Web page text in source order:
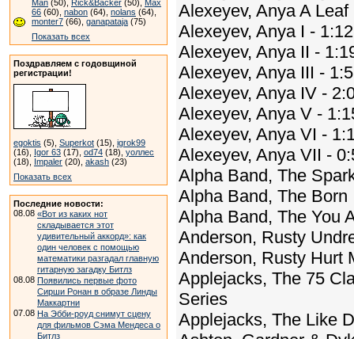
Man (50), Rick&Backer (50), Max
66 (60), nabon (64), nolans (64),
monter7 (66), ganapataja (75)
Показать всех
Поздравляем с годовщиной
регистрации!
egoktis (5), Superkot (15), igrok99
(16), Igor 63 (17), od74 (18), уоллес
(18), Impaler (20), akash (23)
Показать всех
Последние новости:
08.08 «Вот из каких нот
складывается этот
удивительный аккорд»: как
один человек с помощью
математики разгадал главную
гитарную загадку Битлз
08.08 Появились первые фото
Сирши Ронан в образе Линды
Маккартни
07.08 На Эбби-роуд снимут сцену
для фильмов Сэма Мендеса о
Битлз
Alexeyev, Anya A
Alexeyev, Anya I -
Alexeyev, Anya II -
Alexeyev, Anya III -
Alexeyev, Anya IV -
Alexeyev, Anya V -
Alexeyev, Anya VI -
Alexeyev, Anya VII -
Alpha Band, The
Alpha Band, The
Alpha Band, The You
Anderson, Rusty
Anderson, Rusty Hurt
Applejacks, The 75
Series
Applejacks, The Like